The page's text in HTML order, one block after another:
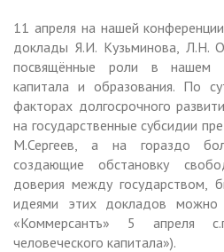
11 апреля на нашей
доклады Я.И. Кузьминова, Л.Н.
посвящённые роли в нашем
капитала и образования. По
факторах долгосрочного
на государственные субсидии
М.Сергеев, а на гораздо
создающие обстановку
доверия между государством,
идеями этих докладов можно
«Коммерсантъ» 5 апреля
человеческого капитала»).